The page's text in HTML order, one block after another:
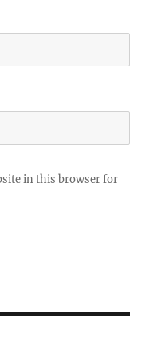
in this browser for